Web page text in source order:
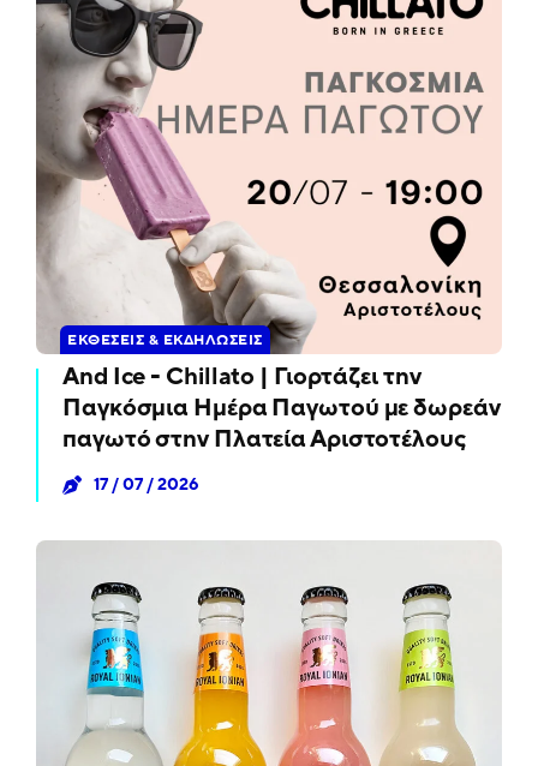
ΕΚΘΈΣΕΙΣ & ΕΚΔΗΛΏΣΕΙΣ
And Ice - Chillato | Γιορτάζει την
Παγκόσμια Ημέρα Παγωτού με δωρεάν
παγωτό στην Πλατεία Αριστοτέλους
17 / 07 / 2026